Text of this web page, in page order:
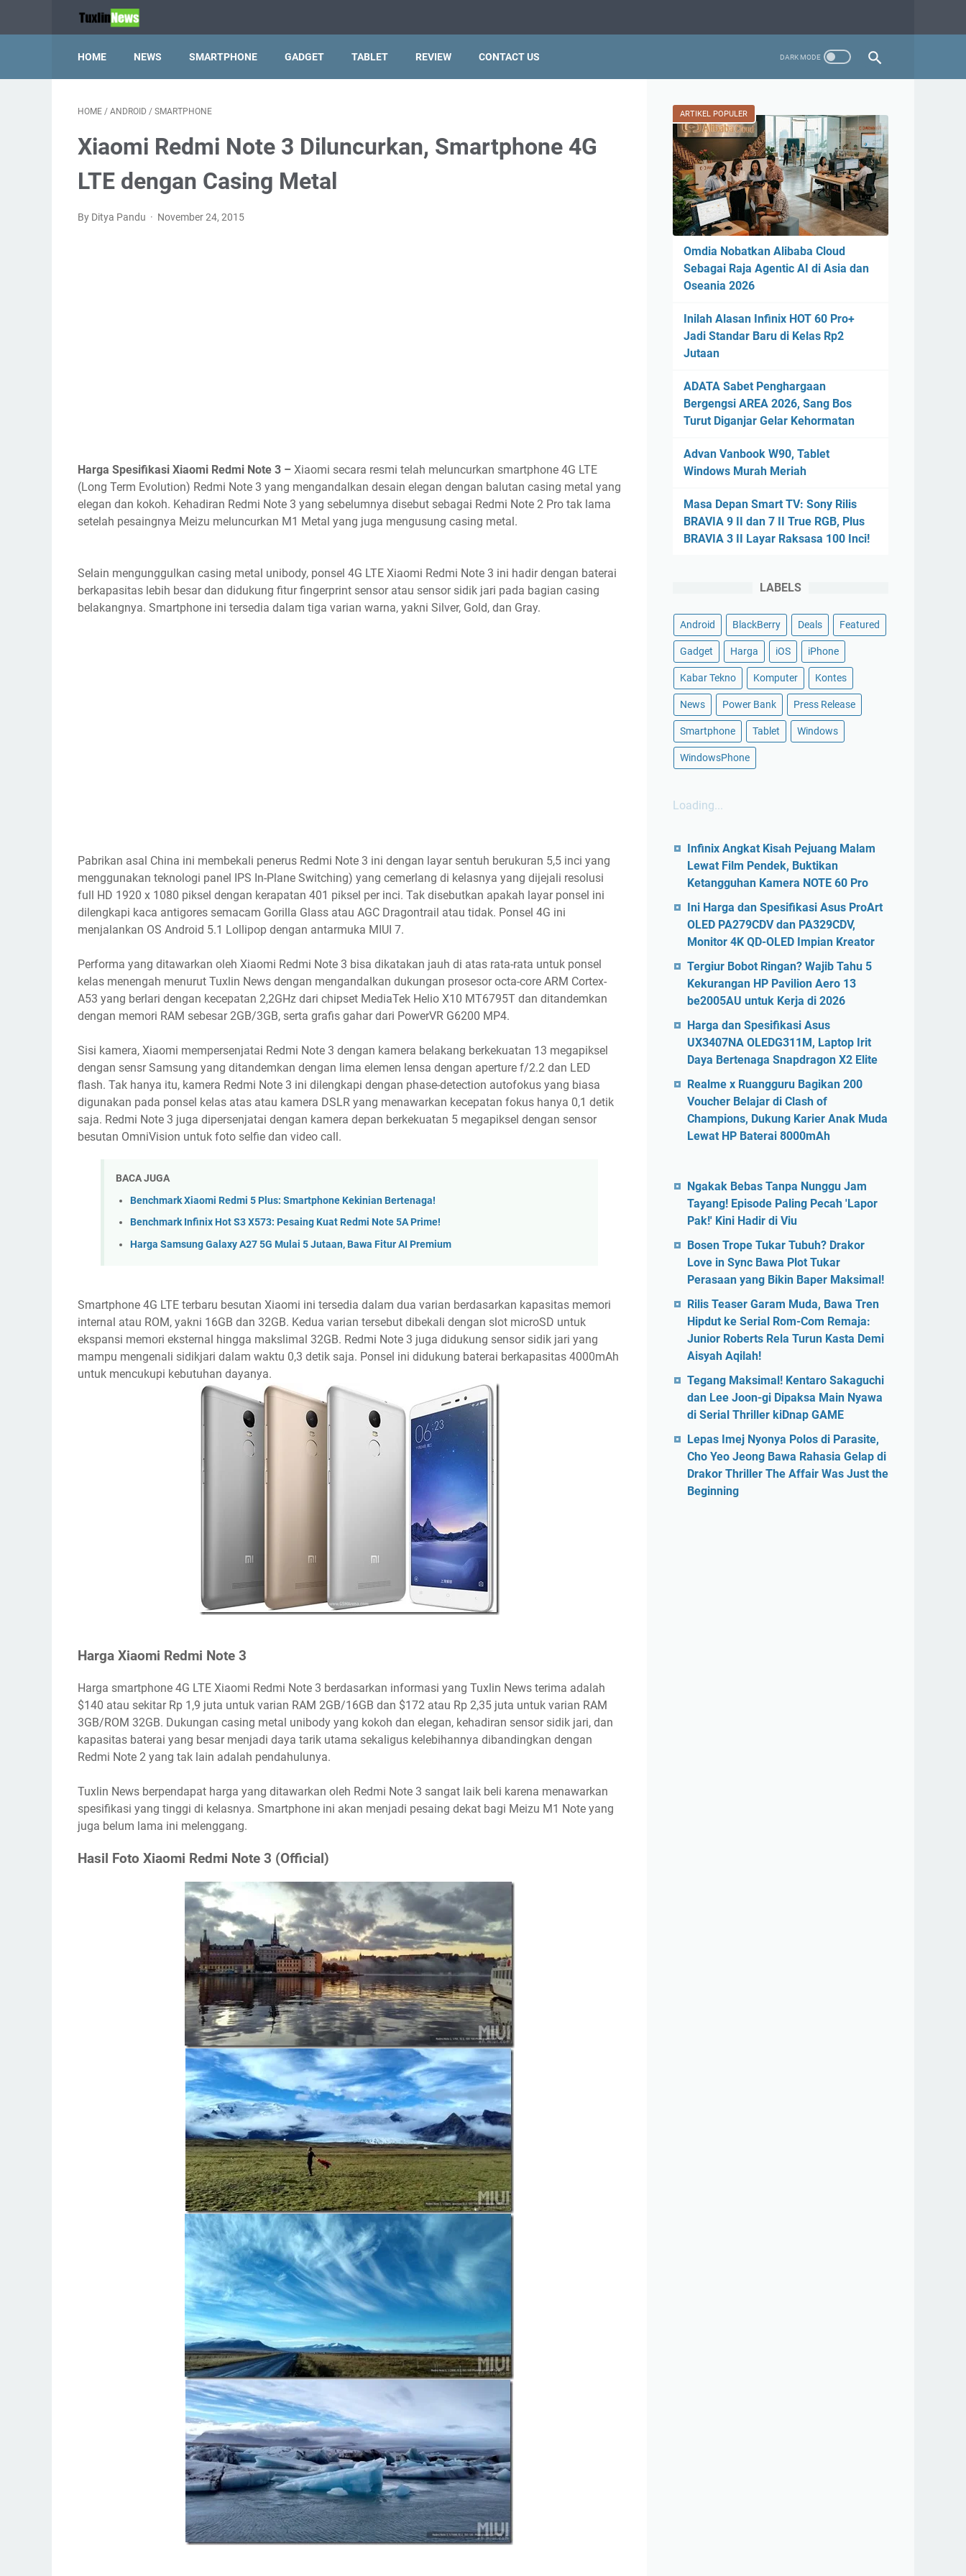
HOME NEWS SMARTPHONE GADGET TABLET REVIEW CONTACT US
HOME / ANDROID / SMARTPHONE
Xiaomi Redmi Note 3 Diluncurkan, Smartphone 4G
LTE dengan Casing Metal
By Ditya Pandu November 24, 2015
Harga Spesifikasi Xiaomi Redmi Note 3 – Xiaomi secara resmi telah meluncurkan smartphone 4G LTE
(Long Term Evolution) Redmi Note 3 yang mengandalkan desain elegan dengan balutan casing metal yang
elegan dan kokoh. Kehadiran Redmi Note 3 yang sebelumnya disebut sebagai Redmi Note 2 Pro tak lama
setelah pesaingnya Meizu meluncurkan M1 Metal yang juga mengusung casing metal.
Selain mengunggulkan casing metal unibody, ponsel 4G LTE Xiaomi Redmi Note 3 ini hadir dengan baterai
berkapasitas lebih besar dan didukung fitur fingerprint sensor atau sensor sidik jari pada bagian casing
belakangnya. Smartphone ini tersedia dalam tiga varian warna, yakni Silver, Gold, dan Gray.
Pabrikan asal China ini membekali penerus Redmi Note 3 ini dengan layar sentuh berukuran 5,5 inci yang
menggunakan teknologi panel IPS In-Plane Switching) yang cemerlang di kelasnya yang dijejali resolusi
full HD 1920 x 1080 piksel dengan kerapatan 401 piksel per inci. Tak disebutkan apakah layar ponsel ini
dilengkapi kaca antigores semacam Gorilla Glass atau AGC Dragontrail atau tidak. Ponsel 4G ini
menjalankan OS Android 5.1 Lollipop dengan antarmuka MIUI 7.
Performa yang ditawarkan oleh Xiaomi Redmi Note 3 bisa dikatakan jauh di atas rata-rata untuk ponsel
kelas menengah menurut Tuxlin News dengan mengandalkan dukungan prosesor octa-core ARM Cortex-
A53 yang berlari dengan kecepatan 2,2GHz dari chipset MediaTek Helio X10 MT6795T dan ditandemkan
dengan memori RAM sebesar 2GB/3GB, serta grafis gahar dari PowerVR G6200 MP4.
Sisi kamera, Xiaomi mempersenjatai Redmi Note 3 dengan kamera belakang berkekuatan 13 megapiksel
dengan sensr Samsung yang ditandemkan dengan lima elemen lensa dengan aperture f/2.2 dan LED
flash. Tak hanya itu, kamera Redmi Note 3 ini dilengkapi dengan phase-detection autofokus yang biasa
digunakan pada ponsel kelas atas atau kamera DSLR yang menawarkan kecepatan fokus hanya 0,1 detik
saja. Redmi Note 3 juga dipersenjatai dengan kamera depan berkekuatan 5 megapiksel dengan sensor
besutan OmniVision untuk foto selfie dan video call.
BACA JUGA
Benchmark Xiaomi Redmi 5 Plus: Smartphone Kekinian Bertenaga!
Benchmark Infinix Hot S3 X573: Pesaing Kuat Redmi Note 5A Prime!
Harga Samsung Galaxy A27 5G Mulai 5 Jutaan, Bawa Fitur AI Premium
Smartphone 4G LTE terbaru besutan Xiaomi ini tersedia dalam dua varian berdasarkan kapasitas memori
internal atau ROM, yakni 16GB dan 32GB. Kedua varian tersebut dibekali dengan slot microSD untuk
ekspansi memori eksternal hingga makslimal 32GB. Redmi Note 3 juga didukung sensor sidik jari yang
mampu mengenali sidikjari dalam waktu 0,3 detik saja. Ponsel ini didukung baterai berkapasitas 4000mAh
untuk mencukupi kebutuhan dayanya.
Harga Xiaomi Redmi Note 3
Harga smartphone 4G LTE Xiaomi Redmi Note 3 berdasarkan informasi yang Tuxlin News terima adalah
$140 atau sekitar Rp 1,9 juta untuk varian RAM 2GB/16GB dan $172 atau Rp 2,35 juta untuk varian RAM
3GB/ROM 32GB. Dukungan casing metal unibody yang kokoh dan elegan, kehadiran sensor sidik jari, dan
kapasitas baterai yang besar menjadi daya tarik utama sekaligus kelebihannya dibandingkan dengan
Redmi Note 2 yang tak lain adalah pendahulunya.
Tuxlin News berpendapat harga yang ditawarkan oleh Redmi Note 3 sangat laik beli karena menawarkan
spesifikasi yang tinggi di kelasnya. Smartphone ini akan menjadi pesaing dekat bagi Meizu M1 Note yang
juga belum lama ini melenggang.
Hasil Foto Xiaomi Redmi Note 3 (Official)
ARTIKEL POPULER
Omdia Nobatkan Alibaba Cloud
Sebagai Raja Agentic AI di Asia dan
Oseania 2026
Inilah Alasan Infinix HOT 60 Pro+
Jadi Standar Baru di Kelas Rp2
Jutaan
ADATA Sabet Penghargaan
Bergengsi AREA 2026, Sang Bos
Turut Diganjar Gelar Kehormatan
Advan Vanbook W90, Tablet
Windows Murah Meriah
Masa Depan Smart TV: Sony Rilis
BRAVIA 9 II dan 7 II True RGB, Plus
BRAVIA 3 II Layar Raksasa 100 Inci!
LABELS
Android BlackBerry Deals Featured
Gadget Harga iOS iPhone
Kabar Tekno Komputer Kontes
News Power Bank Press Release
Smartphone Tablet Windows
WindowsPhone
Loading...
Infinix Angkat Kisah Pejuang Malam
Lewat Film Pendek, Buktikan
Ketangguhan Kamera NOTE 60 Pro
Ini Harga dan Spesifikasi Asus ProArt
OLED PA279CDV dan PA329CDV,
Monitor 4K QD-OLED Impian Kreator
Tergiur Bobot Ringan? Wajib Tahu 5
Kekurangan HP Pavilion Aero 13
be2005AU untuk Kerja di 2026
Harga dan Spesifikasi Asus
UX3407NA OLEDG311M, Laptop Irit
Daya Bertenaga Snapdragon X2 Elite
Realme x Ruangguru Bagikan 200
Voucher Belajar di Clash of
Champions, Dukung Karier Anak Muda
Lewat HP Baterai 8000mAh
Ngakak Bebas Tanpa Nunggu Jam
Tayang! Episode Paling Pecah 'Lapor
Pak!' Kini Hadir di Viu
Bosen Trope Tukar Tubuh? Drakor
Love in Sync Bawa Plot Tukar
Perasaan yang Bikin Baper Maksimal!
Rilis Teaser Garam Muda, Bawa Tren
Hipdut ke Serial Rom-Com Remaja:
Junior Roberts Rela Turun Kasta Demi
Aisyah Aqilah!
Tegang Maksimal! Kentaro Sakaguchi
dan Lee Joon-gi Dipaksa Main Nyawa
di Serial Thriller kiDnap GAME
Lepas Imej Nyonya Polos di Parasite,
Cho Yeo Jeong Bawa Rahasia Gelap di
Drakor Thriller The Affair Was Just the
Beginning